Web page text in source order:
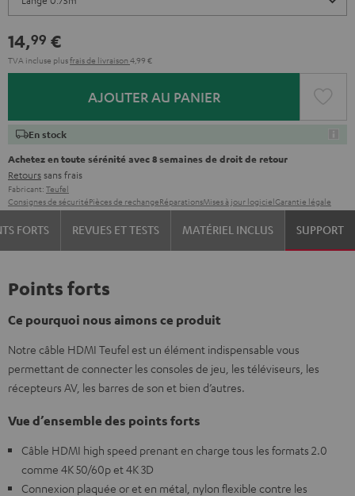
14,99 €
TVA incluse plusfrais de livraison 4,99 €
AJOUTER AU PANIER
En stock
Achetez en toute sérénité avec 8 semaines de droit de retour
Retourssans frais
Fabricant: Teufel
Consignes de sécuritéPièces de rechangeRéparationsMises à jour logicielGarantie légale
FORTS REVUES ET TESTS MATÉRIEL INCLUS SUPPORT
Points forts
Ce pourquoi nous aimons ce produit
Notre câble HDMI Teufel est un élément indispensable vous
permettant de connecter les consoles de jeu, les téléviseurs, les
récepteurs AV, les barres de son et bien d’autres.
Vue d’ensemble des points forts
Câble HDMI high speed prenant en charge tous les formats 2.0
comme 4K 50/60p et 4K 3D
Connexion plaquée or et en métal, nylon flexible contre les